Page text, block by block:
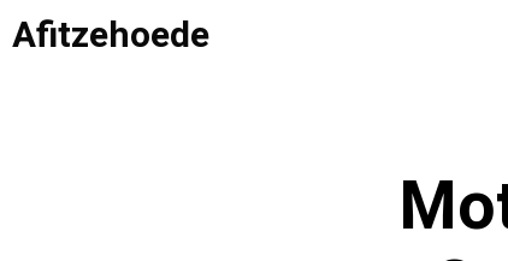
Saltar
alAfitzehoede